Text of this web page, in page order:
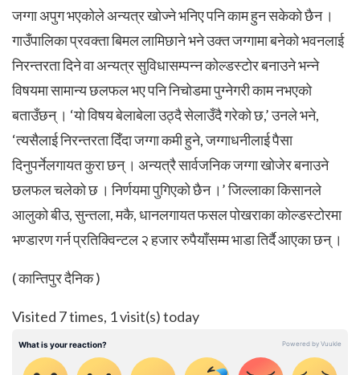
जग्गा अपुग भएकोले अन्यत्र खोज्ने भनिए पनि काम हुन सकेको छैन ।
गाउँपालिका प्रवक्ता बिमल लामिछाने भने उक्त जग्गामा बनेको भवनलाई
निरन्तरता दिने वा अन्यत्र सुविधासम्पन्न कोल्डस्टोर बनाउने भन्ने
विषयमा सामान्य छलफल भए पनि निचोडमा पुग्नेगरी काम नभएको
बताउँछन् । ‘यो विषय बेलाबेला उठ्दै सेलाउँदै गरेको छ,’ उनले भने,
‘त्यसैलाई निरन्तरता दिँदा जग्गा कमी हुने, जग्गाधनीलाई पैसा
दिनुपर्नेलगायत कुरा छन् । अन्यत्रै सार्वजनिक जग्गा खोजेर बनाउने
छलफल चलेको छ । निर्णयमा पुगिएको छैन ।’ जिल्लाका किसानले
आलुको बीउ, सुन्तला, मकै, धानलगायत फसल पोखराका कोल्डस्टोरमा
भण्डारण गर्न प्रतिक्विन्टल २ हजार रुपैयाँसम्म भाडा तिर्दै आएका छन् ।
( कान्तिपुर दैनिक )
Visited 7 times, 1 visit(s) today